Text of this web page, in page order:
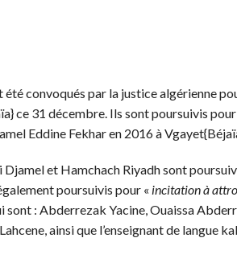
convoqués par la justice algérienne
ce 31 décembre. Ils sont poursuivis
Eddine Fekhar en 2016 à
et Hamchach Riyadh sont
poursuivis pour « incitation à
sont : Abderrezak Yacine, Ouaissa
ainsi que l’enseignant de langue